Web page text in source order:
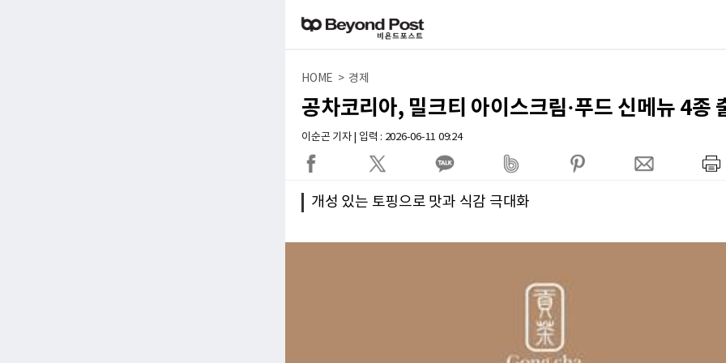
HOME > 경제
공차코리아, 밀크티 아이스크림·푸드 신메뉴 4종
이순곤 기자 | 입력 : 2026-06-11 09:24
개성 있는 토핑으로 맛과 식감 극대화